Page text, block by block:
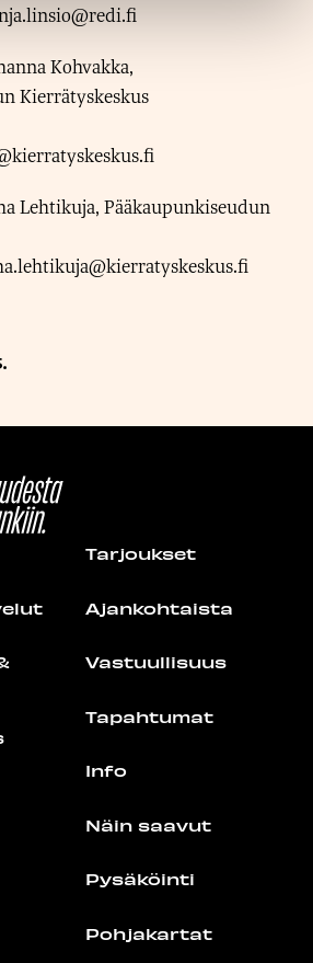
Kohvakka,
Kierrätyskeskus
Lehtikuja, Pääkaupunkiseudun
Tarjoukset
Ajankohtaista
Vastuullisuus
Tapahtumat
Info
Näin saavut
Pysäköinti
Pohjakartat